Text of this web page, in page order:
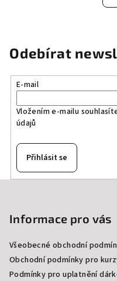
Odebírat
E-mail
Vložením e-mailu
údajů
Přihlásit se
Informace pro vás
Všeobecné obchodní
Obchodní podmínky pro
Podmínky pro uplatnění